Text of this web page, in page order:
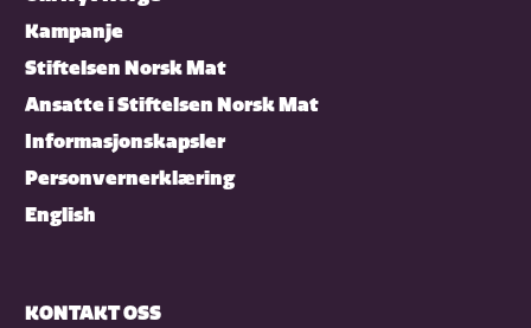
Kampanje
Stiftelsen Norsk Mat
Ansatte i Stiftelsen Norsk Mat
Informasjonskapsler
Personvernerklæring
English
KONTAKT OSS